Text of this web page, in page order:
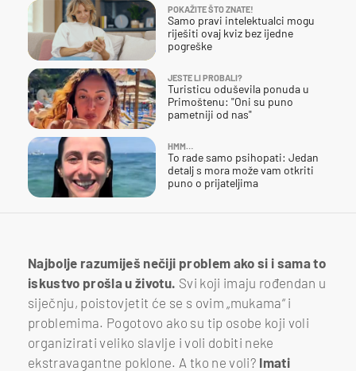
POKAŽITE ŠTO ZNATE!
Samo pravi intelektualci mogu
riješiti ovaj kviz bez ijedne
pogreške
JESTE LI PROBALI?
Turisticu oduševila ponuda u
Primoštenu: "Oni su puno
pametniji od nas"
HMM…
To rade samo psihopati: Jedan
detalj s mora može vam otkriti
puno o prijateljima
Najbolje razumiješ nečiji problem ako si i sama to
iskustvo prošla u životu. Svi koji imaju rođendan u
siječnju, poistovjetit će se s ovim „mukama“ i
problemima. Pogotovo ako su tip osobe koji voli
organizirati veliko slavlje i voli dobiti neke
ekstravagantne poklone. A tko ne voli? Imati